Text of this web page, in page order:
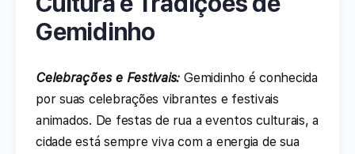
Gemidinho
Celebrações e Festivais: Gemidinho é conhecida
por suas celebrações vibrantes e festivais
animados. De festas de rua a eventos culturais, a
cidade está sempre viva com a energia de sua